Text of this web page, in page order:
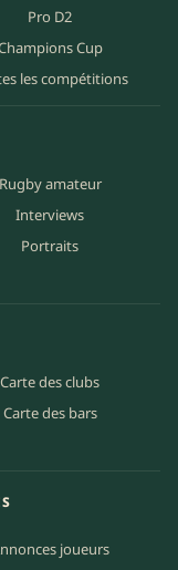
Pro D2
Cup
les compétitions
Rugby amateur
Interviews
Portraits
Carte des clubs
Carte des bars
joueurs